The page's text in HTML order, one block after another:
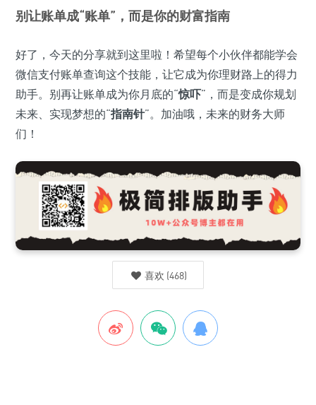
别让账单成“账单”，而是你的财富指南
好了，今天的分享就到这里啦！希望每个小伙伴都能学会
微信支付账单查询这个技能，让它成为你理财路上的得力
助手。别再让账单成为你月底的“惊吓”，而是变成你规划
未来、实现梦想的“指南针”。加油哦，未来的财务大师
们！
喜欢 (468)